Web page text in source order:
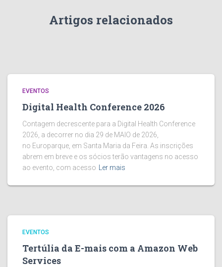
Artigos relacionados
EVENTOS
Digital Health Conference 2026
Contagem decrescente para a Digital Health Conference
2026, a decorrer no dia 29 de MAIO de 2026,
no Europarque, em Santa Maria da Feira. As inscrições
abrem em breve e os sócios terão vantagens no acesso
ao evento, com acesso
Ler mais
EVENTOS
Tertúlia da E-mais com a Amazon Web
Services